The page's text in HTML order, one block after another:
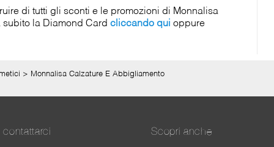
di tutti gli sconti e le promozioni di Monnalisa
subito la Diamond Cardcliccando qui oppure
> Monnalisa Calzature E Abbigliamento
Scopri anche